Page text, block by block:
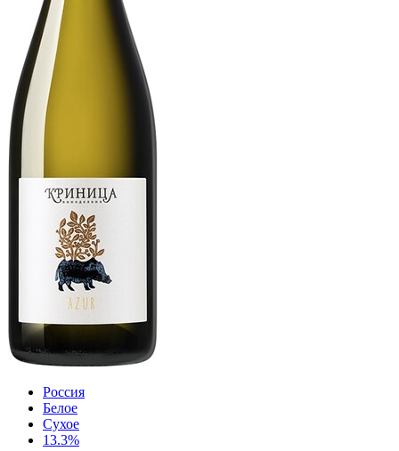
Россия
Белое
Сухое
13.3%